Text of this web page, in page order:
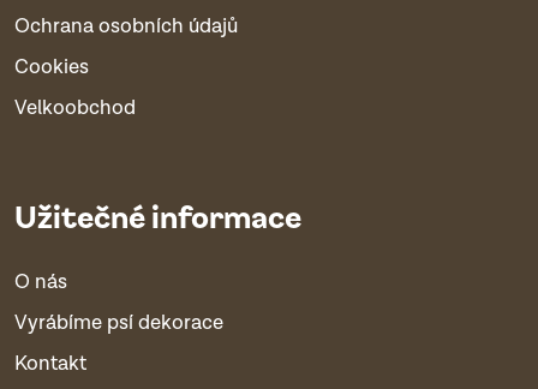
Ochrana osobních údajů
Cookies
Velkoobchod
Užitečné informace
O nás
Vyrábíme psí dekorace
Kontakt